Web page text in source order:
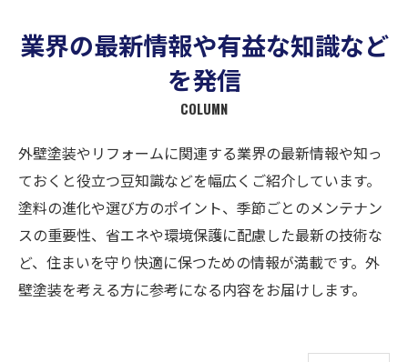
業界の最新情報や有益な知識など
を発信
COLUMN
外壁塗装やリフォームに関連する業界の最新情報や知っ
ておくと役立つ豆知識などを幅広くご紹介しています。
塗料の進化や選び方のポイント、季節ごとのメンテナン
スの重要性、省エネや環境保護に配慮した最新の技術な
ど、住まいを守り快適に保つための情報が満載です。外
壁塗装を考える方に参考になる内容をお届けします。